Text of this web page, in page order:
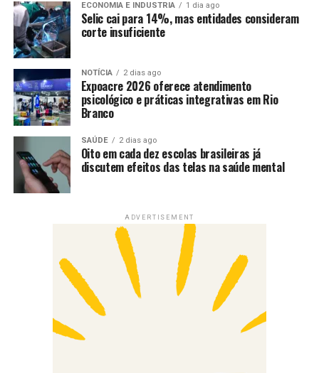
ECONOMIA E INDUSTRIA 1 dia ago
Selic cai para 14%, mas entidades consideram
corte insuficiente
NOTÍCIA 2 dias ago
Expoacre 2026 oferece atendimento
psicológico e práticas integrativas em Rio
Branco
SAÚDE 2 dias ago
Oito em cada dez escolas brasileiras já
discutem efeitos das telas na saúde mental
ADVERTISEMENT